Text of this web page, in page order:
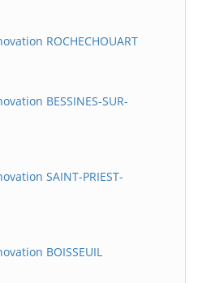
ROCHECHOUART
BESSINES-SUR-
SAINT-PRIEST-
BOISSEUIL